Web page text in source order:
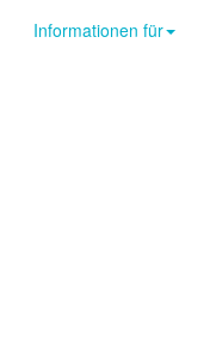
Informationen für